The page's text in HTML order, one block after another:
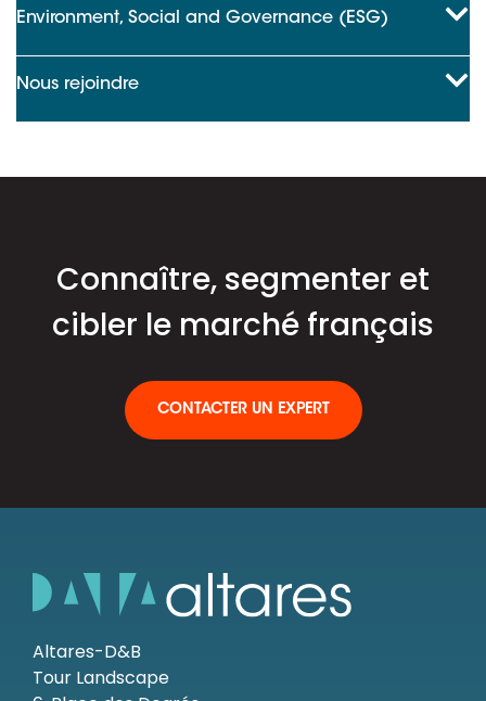
Environment, Social and Governance (ESG)
Nous rejoindre
Connaître, segmenter et
cibler le marché français
CONTACTER UN EXPERT
Altares-D&B
Tour Landscape